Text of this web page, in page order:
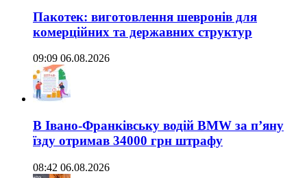
Пакотек: виготовлення шевронів для
комерційних та державних структур
09:09 06.08.2026
В Івано-Франківську водій BMW за п’яну
їзду отримав 34000 грн штрафу
08:42 06.08.2026